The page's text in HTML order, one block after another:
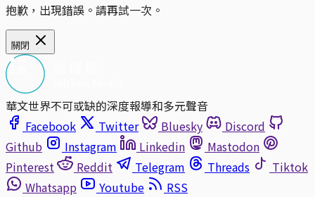
抱歉，出現錯誤。請再試一次。
關閉
華文世界不可或缺的深度報導和多元聲音
Facebook
Twitter Bluesky
Discord
Github
Instagram Linkedin
Mastodon
Pinterest
Reddit Telegram Threads
Tiktok
Whatsapp
Youtube
RSS